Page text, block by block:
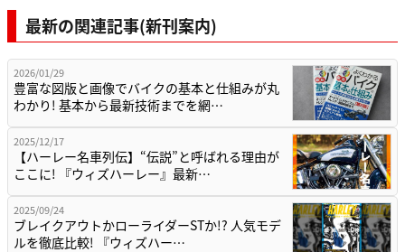
最新の関連記事(新刊案内)
2026/01/29
豊富な図版と画像でバイクの基本と仕組みが丸
わかり! 基本から最新技術までを網…
2025/12/17
【ハーレー名車列伝】“伝説”と呼ばれる理由が
ここに! 『ウィズハーレー』最新…
2025/09/24
ブレイクアウトかローライダーSTか!? 人気モデ
ルを徹底比較! 『ウィズハー…